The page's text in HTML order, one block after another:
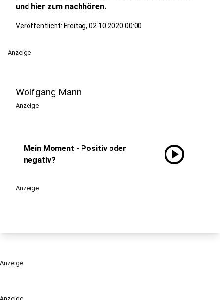
Anzeige
und hier zum nachhören.
Veröffentlicht: Freitag, 02.10.2020 00:00
Anzeige
Wolfgang Mann
Anzeige
Mein Moment - Positiv oder
negativ?
play_circle
Anzeige
Anzeige